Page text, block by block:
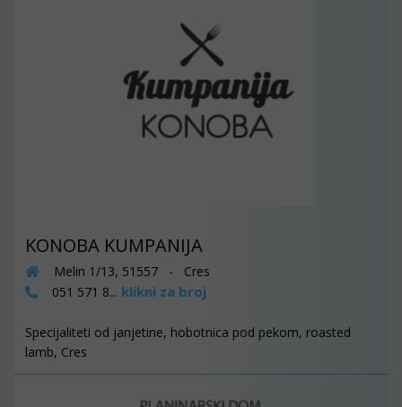
KONOBA KUMPANIJA
Melin 1/13, 51557 - Cres
051 571 8... klikni za broj
Specijaliteti od janjetine, hobotnica pod pekom, roasted
lamb, Cres